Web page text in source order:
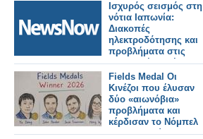
Ισχυρός σεισμός στη
νότια Ιαπωνία:
Διακοπές
ηλεκτροδότησης και
προβλήματα στις
μεταφορές. Τρένο
εκτροχιάστηκε.
Fields Medal Οι
Κινέζοι που έλυσαν
δύο «αιωνόβια»
προβλήματα και
κέρδισαν το Νόμπελ
Μαθηματικών